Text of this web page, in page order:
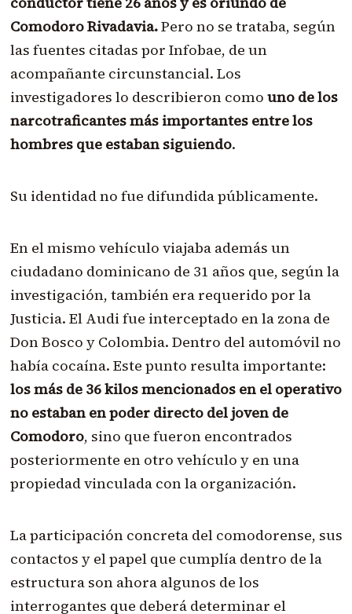
Comodoro Rivadavia.Pero no se trataba, según
las fuentes citadas por Infobae, de un
acompañante circunstancial. Los
investigadores lo describieron como uno de los
narcotraficantes más importantes entre los
hombres que estaban siguiendo.
Su identidad no fue difundida públicamente.
En el mismo vehículo viajaba además un
ciudadano dominicano de 31 años que, según la
investigación, también era requerido por la
Justicia. El Audi fue interceptado en la zona de
Don Bosco y Colombia. Dentro del automóvil no
había cocaína. Este punto resulta importante:
los más de 36 kilos mencionados en el operativo
no estaban en poder directo del joven de
Comodoro, sino que fueron encontrados
posteriormente en otro vehículo y en una
propiedad vinculada con la organización.
La participación concreta del comodorense, sus
contactos y el papel que cumplía dentro de la
estructura son ahora algunos de los
interrogantes que deberá determinar el